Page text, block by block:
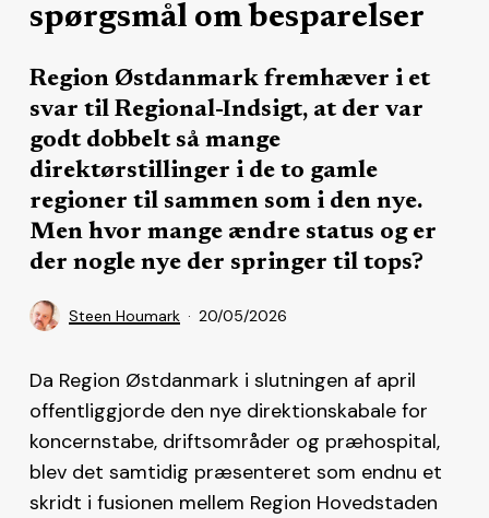
spørgsmål om besparelser
Region Østdanmark fremhæver i et
svar til Regional-Indsigt, at der var
godt dobbelt så mange
direktørstillinger i de to gamle
regioner til sammen som i den nye.
Men hvor mange ændre status og er
der nogle nye der springer til tops?
Steen Houmark 20/05/2026
Da Region Østdanmark i slutningen af april
offentliggjorde den nye direktionskabale for
koncernstabe, driftsområder og præhospital,
blev det samtidig præsenteret som endnu et
skridt i fusionen mellem Region Hovedstaden